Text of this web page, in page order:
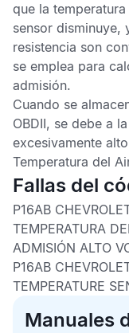
que la
sensor disminuye,
resistencia son
se emplea para
admisión.
Cuando se
OBDII, se debe a
excesivamente
Temperatura del
Fallas del
P16AB
TEMPERATURA
ADMISIÓN ALTO
P16AB
TEMPERATURE
Manuales